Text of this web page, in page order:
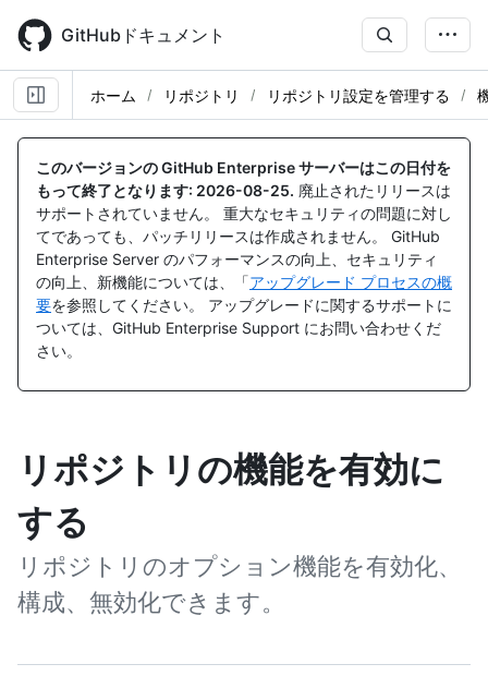
main
content
GitHubドキュメント
ホーム リポジトリ リポジトリ設定を管理する
このバージョンの GitHub Enterprise サーバーはこの日付を
もって終了となります: 2026-08-25. 廃止されたリリースは
サポートされていません。 重大なセキュリティの問題に対し
てであっても、パッチリリースは作成されません。 GitHub
Enterprise Server のパフォーマンスの向上、セキュリティ
の向上、新機能については、「アップグレード プロセスの概
要を参照してください。 アップグレードに関するサポートに
ついては、GitHub Enterprise Support にお問い合わせくだ
さい。
リポジトリの機能を有効に
する
リポジトリのオプション機能を有効化、
構成、無効化できます。